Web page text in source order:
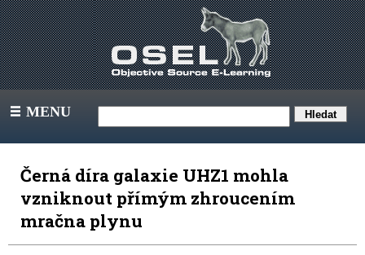
III MENU
Černá díra galaxie UHZ1 mohla
vzniknout přímým zhroucením
mračna plynu